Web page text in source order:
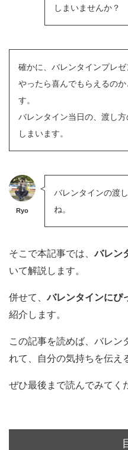
しまいませんか？
確かに、バレンタインプレ
やったら喜んでもらえるの
す。
バレンタイン当日の、渡し
しまいます。
Ryo
バレンタインの渡
ね。
そこで本記事では、バレン
いて解説します。
併せて、バレンタインにぴ
紹介します。
この記事を読めば、バレン
れて、自分の気持ちを伝え
ぜひ最後まで読んでみてく